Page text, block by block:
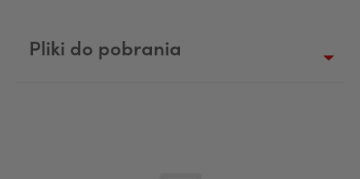
Pliki do pobrania